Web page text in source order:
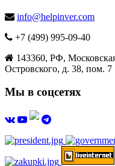
info@helpinver.com
+7 (499) 995-09-40
143360, РФ,
Островского, д. 38, пом. 7
Мы в соцсетях